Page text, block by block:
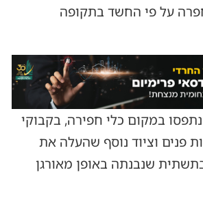
על פי החשד בתקופה
במקום כלי חפירה, בקבוקי
פנים וציוד נוסף שהעלה את
שנבנתה באופן מאורגן